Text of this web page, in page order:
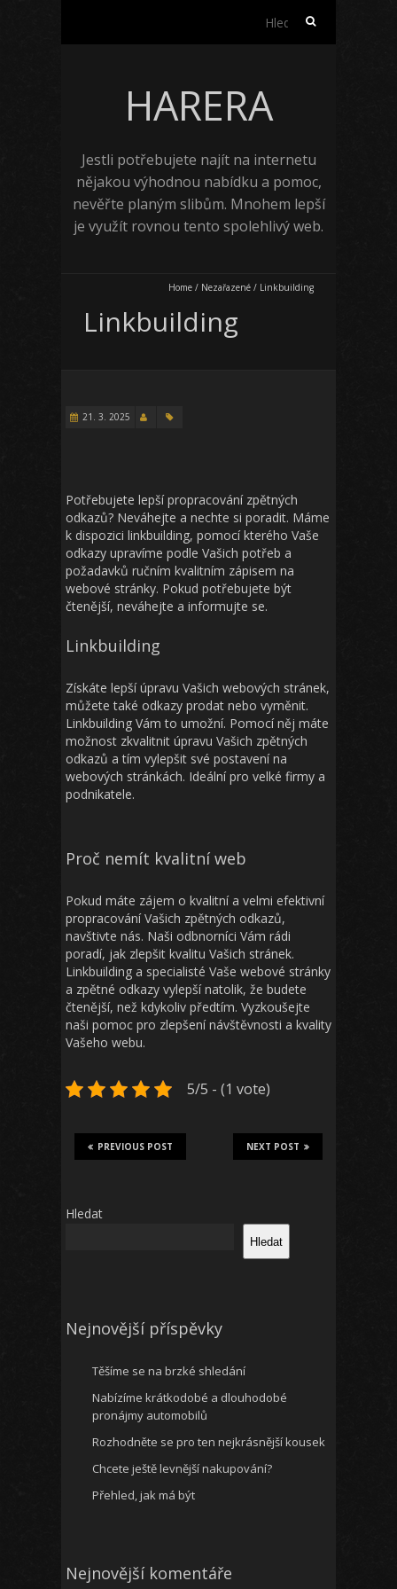
Vyhledávání
HARERA
Jestli potřebujete najít na internetu
nějakou výhodnou nabídku a pomoc,
nevěřte planým slibům. Mnohem lepší
je využít rovnou tento spolehlivý web.
Home / Nezařazené / Linkbuilding
Linkbuilding
21. 3. 2025
Potřebujete lepší propracování zpětných
odkazů? Neváhejte a nechte si poradit. Máme
k dispozici linkbuilding, pomocí kterého Vaše
odkazy upravíme podle Vašich potřeb a
požadavků ručním kvalitním zápisem na
webové stránky. Pokud potřebujete být
čtenější, neváhejte a informujte se.
Linkbuilding
Získáte lepší úpravu Vašich webových stránek,
můžete také odkazy prodat nebo vyměnit.
Linkbuilding Vám to umožní. Pomocí něj máte
možnost zkvalitnit úpravu Vašich zpětných
odkazů a tím vylepšit své postavení na
webových stránkách. Ideální pro velké firmy a
podnikatele.
Proč nemít kvalitní web
Pokud máte zájem o kvalitní a velmi efektivní
propracování Vašich zpětných odkazů,
navštivte nás. Naši odbnorníci Vám rádi
poradí, jak zlepšit kvalitu Vašich stránek.
Linkbuilding a specialisté Vaše webové stránky
a zpětné odkazy vylepší natolik, že budete
čtenější, než kdykoliv předtím. Vyzkoušejte
naši pomoc pro zlepšení návštěvnosti a kvality
Vašeho webu.
5/5 - (1 vote)
NEXT POST
PREVIOUS POST
Hledat
Hledat
Nejnovější příspěvky
Těšíme se na brzké shledání
Nabízíme krátkodobé a dlouhodobé
pronájmy automobilů
Rozhodněte se pro ten nejkrásnější kousek
Chcete ještě levnější nakupování?
Přehled, jak má být
Nejnovější komentáře